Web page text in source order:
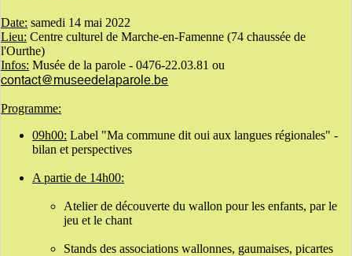
Date: samedi 14 mai 2022
Lieu: Centre culturel de Marche-en-Famenne (74 chaussée de
l'Ourthe)
Infos: Musée de la parole - 0476-22.03.81 ou
contact@museedelaparole.be
Programme:
09h00: Label "Ma commune dit oui aux langues régionales" -
bilan et perspectives
A partie de 14h00:
Atelier de découverte du wallon pour les enfants, par le
jeu et le chant
Stands des associations wallonnes, gaumaises, picartes